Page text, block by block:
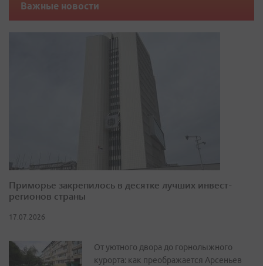
Важные новости
Приморье закрепилось в десятке лучших инвест-
регионов страны
17.07.2026
От уютного двора до горнолыжного
курорта: как преображается Арсеньев